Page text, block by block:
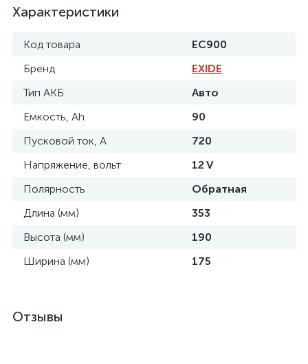
Характеристики
Код товара
EC900
Бренд
EXIDE
Тип АКБ
Авто
Емкость, Ah
90
Пусковой ток, A
720
Напряжение, вольт
12 V
Полярность
Обратная
Длина (мм)
353
Высота (мм)
190
Ширина (мм)
175
Отзывы